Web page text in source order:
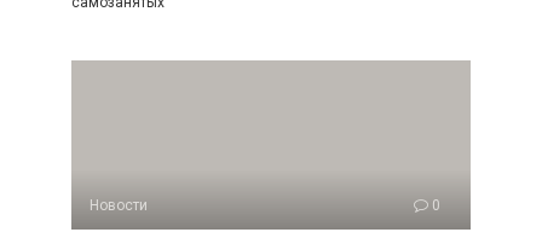
Новости 0